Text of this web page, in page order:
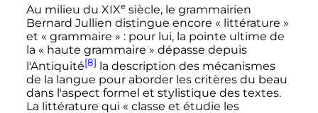
Au milieu du XIXe siècle, le grammairien
Bernard Jullien distingue encore « littérature »
et « grammaire » : pour lui, la pointe ultime de
la « haute grammaire » dépasse depuis
l'Antiquité[8]
la description des mécanismes
de la langue pour aborder les critères du beau
dans l'aspect formel et stylistique des textes.
La littérature qui « classe et étudie les